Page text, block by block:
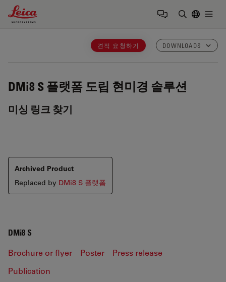
Leica Microsystems Logo
견적 요청하기 DOWNLOADS
DMi8 S 플랫폼 도립 현미경 솔루션
미싱 링크 찾기
Archived Product
Replaced by DMi8 S 플랫폼
DMi8 S
Brochure or flyer Poster
Press release
Publication